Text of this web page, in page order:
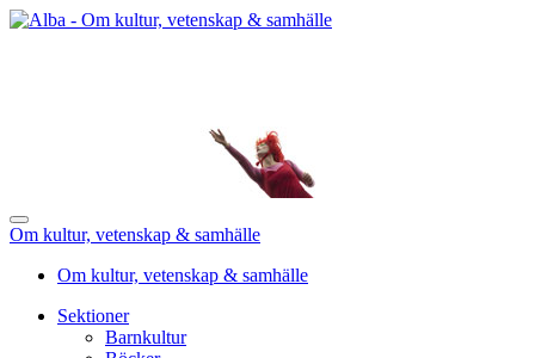
Om kultur, vetenskap & samhälle
Om kultur, vetenskap & samhälle
Sektioner
Barnkultur